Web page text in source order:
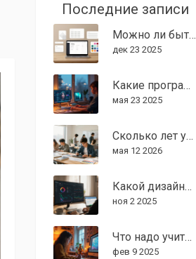
Последние записи
Можно ли быть дизайнером, не умея рисовать? Ответ, который изменит ваше представление о дизайне
дек 23 2025
Какие программы нужно знать графическому дизайнеру: список для старта и роста
мая 23 2025
Сколько лет учиться на дизайнера в США: сроки обучения, стоимость и путь к карьере
мая 12 2026
Какой дизайнер больше всего востребован в 2025 году
ноя 2 2025
Что надо учить для графического дизайнера?
фев 9 2025